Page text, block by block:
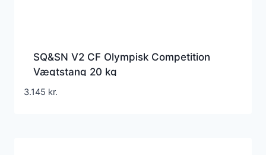
SQ&SN V2 CF Olympisk Competition
Vægtstang 20 kg
3.145 kr.